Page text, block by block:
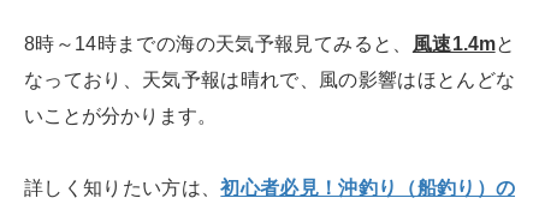
8時～14時までの海の天気予報見てみると、 風速1.4mと
なっており、天気予報は晴れで、風の影響はほとんどな
いことが分かります。
詳しく知りたい方は、初心者必見！沖釣り（船釣り）の